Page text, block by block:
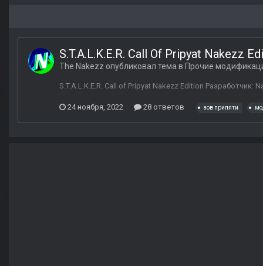
S.T.A.L.K.E.R. Call Of Pripyat Nakezz
The Nakezz опубликовал тема в Прочие
S.T.A.L.K.E.R. Call of Pripyat Nakezz Edition
24 ноября, 2022 28 ответов зов припяти